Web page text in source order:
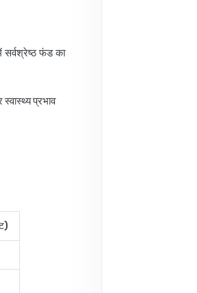
सर्वश्रेष्ठ फंड का
प्रभाव